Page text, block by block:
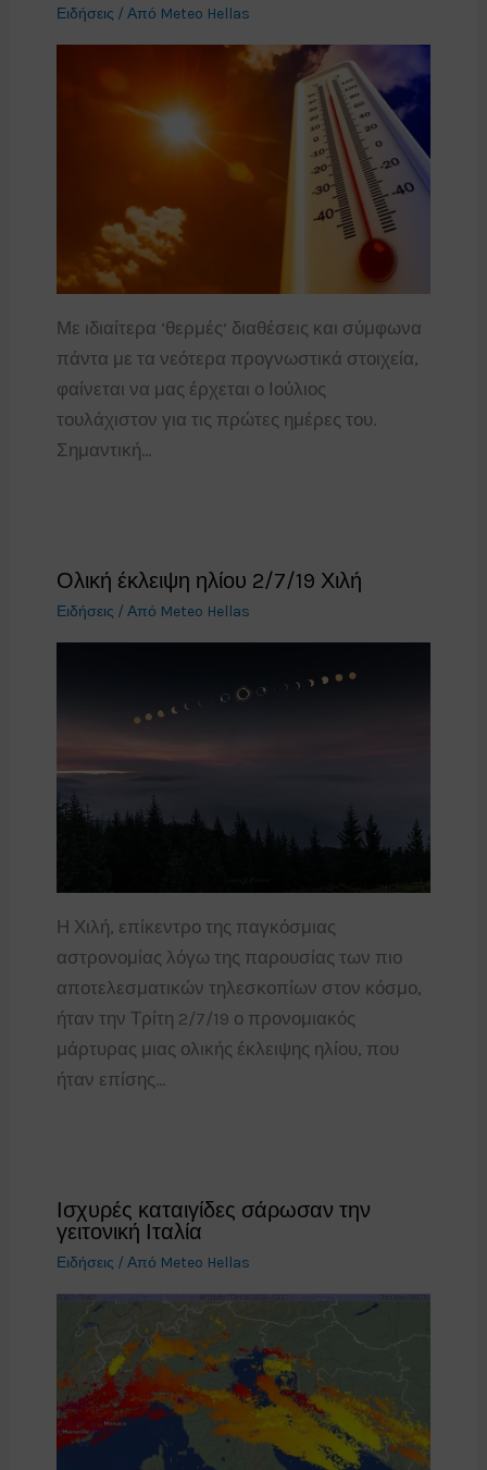
Ειδήσεις / Από Meteo Hellas
Με ιδιαίτερα ‘θερμές’ διαθέσεις και σύμφωνα
πάντα με τα νεότερα προγνωστικά στοιχεία,
φαίνεται να μας έρχεται ο Ιούλιος
τουλάχιστον για τις πρώτες ημέρες του.
Σημαντική…
Ολική έκλειψη ηλίου 2/7/19 Χιλή
Ειδήσεις / Από Meteo Hellas
Η Χιλή, επίκεντρο της παγκόσμιας
αστρονομίας λόγω της παρουσίας των πιο
αποτελεσματικών τηλεσκοπίων στον κόσμο,
ήταν την Τρίτη 2/7/19 ο προνομιακός
μάρτυρας μιας ολικής έκλειψης ηλίου, που
ήταν επίσης…
Ισχυρές καταιγίδες σάρωσαν την
γειτονική Ιταλία
Ειδήσεις / Από Meteo Hellas